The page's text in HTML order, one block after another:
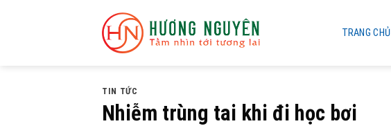
TRANG CHỦ
TIN TỨC
Nhiễm trùng tai khi đi học bơi